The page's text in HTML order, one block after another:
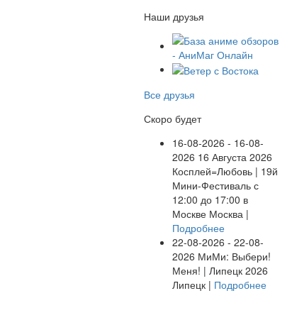
Наши друзья
Все друзья
Скоро будет
16-08-2026 - 16-08-
2026 16 Августа 2026
Косплей=Любовь | 19й
Мини-Фестиваль с
12:00 до 17:00 в
Москве Москва |
Подробнее
22-08-2026 - 22-08-
2026 МиМи: Выбери!
Меня! | Липецк 2026
Липецк | Подробнее